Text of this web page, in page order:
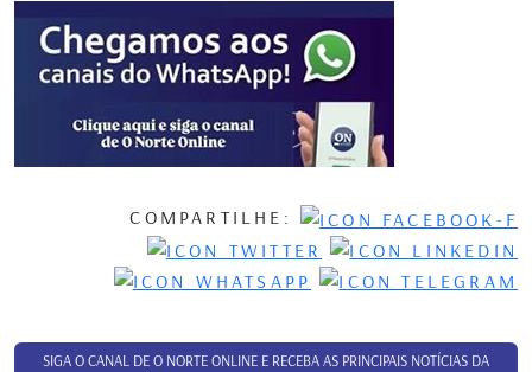
COMPARTILHE:
SIGA O CANAL DE O NORTE ONLINE E RECEBA AS PRINCIPAIS NOTÍCIAS DA